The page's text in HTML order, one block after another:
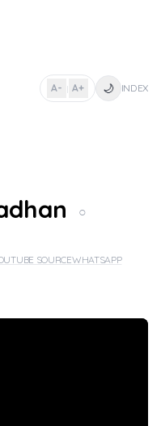
A- | A+ 🌙 INDEX
○
SOURCEWHATSAPP